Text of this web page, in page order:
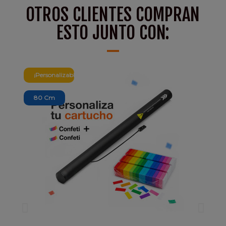
OTROS CLIENTES COMPRAN
ESTO JUNTO CON:
80 Cm
¡Personalizable!